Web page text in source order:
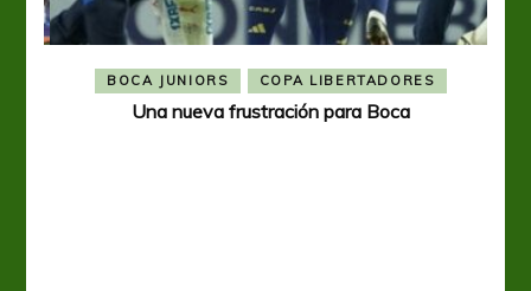
BOCA JUNIORS COPA LIBERTADORES
Una nueva frustración para Boca